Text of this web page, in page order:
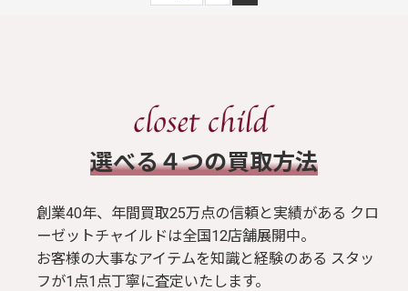
​選べる４つの買取方法
創業40年、年間買取25万点の信頼と実績がある クロ
ーゼットチャイルドは全国12店舗展開中。
お客様の大事なアイテムを知識と経験のある スタッ
フが1点1点丁寧に査定いたします。